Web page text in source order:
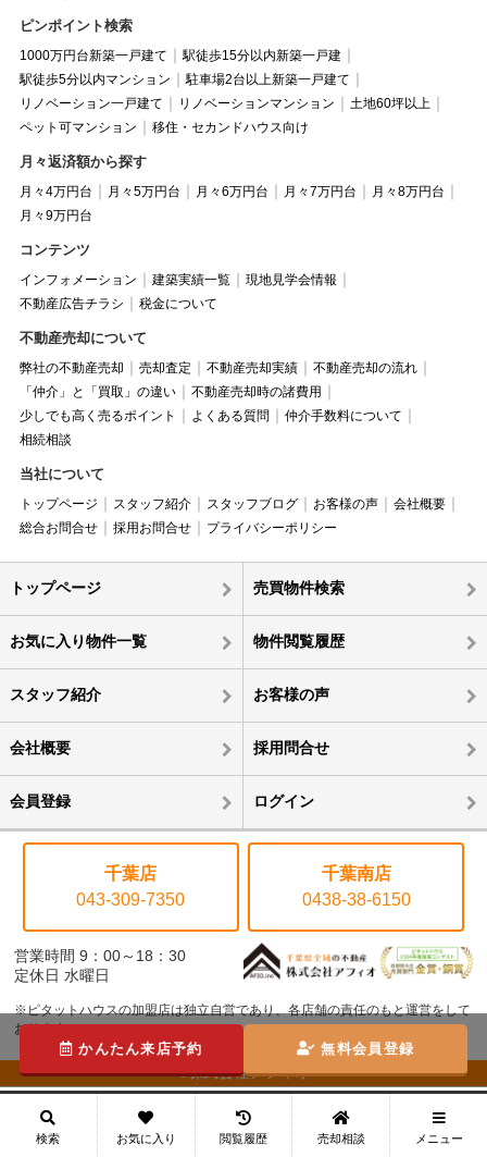
ピンポイント検索
1000万円台新築一戸建て
駅徒歩15分以内新築一戸建
駅徒歩5分以内マンション
駐車場2台以上新築一戸建て
リノベーション一戸建て
リノベーションマンション
土地60坪以上
ペット可マンション
移住・セカンドハウス向け
月々返済額から探す
月々4万円台 月々5万円台 月々6万円台 月々7万円台
月々8万円台
月々9万円台
コンテンツ
インフォメーション 建築実績一覧
現地見学会情報
不動産広告チラシ
税金について
不動産売却について
弊社の不動産売却 売却査定 不動産売却実績
不動産売却の流れ
「仲介」と「買取」の違い
不動産売却時の諸費用
少しでも高く売るポイント
よくある質問
仲介手数料について
相続相談
当社について
トップページ スタッフ紹介 スタッフブログ お客様の声
会社概要
総合お問合せ
採用お問合せ プライバシーポリシー
トップページ 売買物件検索
お気に入り物件一覧 物件閲覧履歴
スタッフ紹介 お客様の声
会社概要 採用問合せ
会員登録 ログイン
千葉店
043-309-7350
千葉南店
0438-38-6150
営業時間 9：00～18：30
定休日 水曜日
※ピタットハウスの加盟店は独立自営であり、各店舗の責任のもと運営をして
おります。
©株式会社アフィオ
かんたん来店予約 無料会員登録
検索 お気に入り 閲覧履歴 売却相談 メニュー